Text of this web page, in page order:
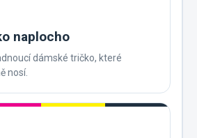
naplocho
dámské tričko, které
nosí.